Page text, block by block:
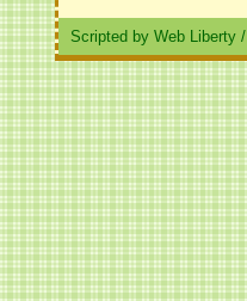
Scripted by Web Liberty /